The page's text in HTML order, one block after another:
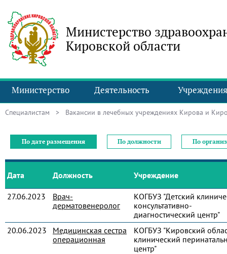
Министерство
Кировской области
Министерство Деятельность Учреждения
Специалистам > Вакансии в лечебных учреждениях Кирова и
По дате размещения По должности По
Дата Должность Учреждение
27.06.2023
Врач-
дерматовенеролог
КОГБУЗ "Детский
консультативно-
диагностический центр"
20.06.2023
Медицинская сестра
операционная
КОГБУЗ "Кировский
клинический
центр"